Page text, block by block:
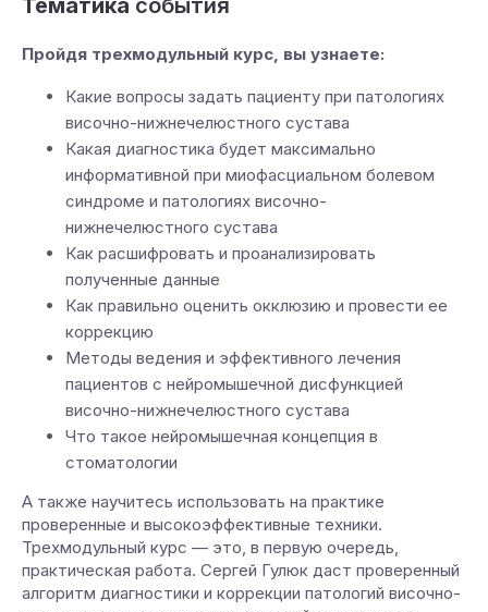
Тематика события
Пройдя трехмодульный курс, вы узнаете:
Какие вопросы задать пациенту при патологиях
височно-нижнечелюстного сустава
Какая диагностика будет максимально
информативной при миофасциальном болевом
синдроме и патологиях височно-
нижнечелюстного сустава
Как расшифровать и проанализировать
полученные данные
Как правильно оценить окклюзию и провести ее
коррекцию
Методы ведения и эффективного лечения
пациентов с нейромышечной дисфункцией
височно-нижнечелюстного сустава
Что такое нейромышечная концепция в
стоматологии
А также научитесь использовать на практике
проверенные и высокоэффективные техники.
Трехмодульный курс — это, в первую очередь,
практическая работа. Сергей Гулюк даст проверенный
алгоритм диагностики и коррекции патологий височно-